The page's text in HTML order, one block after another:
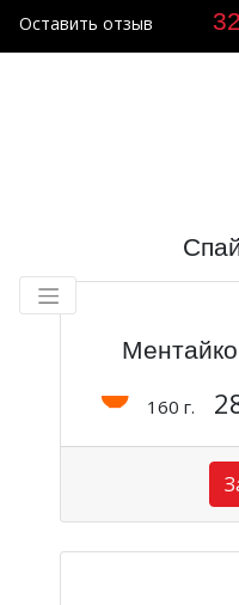
Оставить отзыв
160 г.